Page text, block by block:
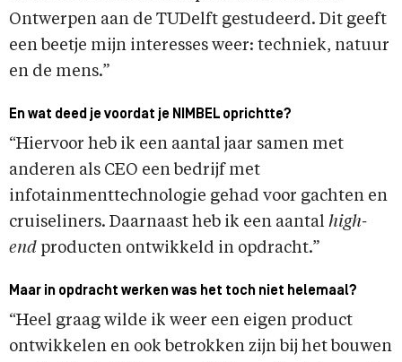
Ontwerpen aan de TUDelft gestudeerd. Dit geeft
een beetje mijn interesses weer: techniek, natuur
en de mens.”
En wat deed je voordat je NIMBEL oprichtte?
“Hiervoor heb ik een aantal jaar samen met
anderen als CEO een bedrijf met
infotainmenttechnologie gehad voor gachten en
cruiseliners. Daarnaast heb ik een aantal high-
end producten ontwikkeld in opdracht.”
Maar in opdracht werken was het toch niet helemaal?
“Heel graag wilde ik weer een eigen product
ontwikkelen en ook betrokken zijn bij het bouwen